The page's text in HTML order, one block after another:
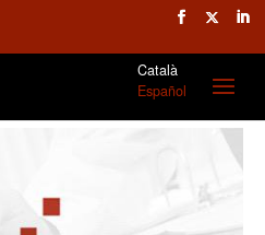
Català
Español